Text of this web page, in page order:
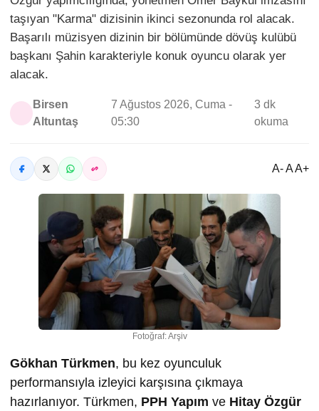
taşıyan "Karma" dizisinin ikinci sezonunda rol alacak.
Başarılı müzisyen dizinin bir bölümünde dövüş kulübü
başkanı Şahin karakteriyle konuk oyuncu olarak yer
alacak.
Birsen
Altuntaş
7 Ağustos 2026, Cuma -
05:30
3 dk
okuma
A- A A+
Fotoğraf: Arşiv
Gökhan Türkmen, bu kez oyunculuk
performansıyla izleyici karşısına çıkmaya
hazırlanıyor. Türkmen, PPH Yapım ve Hitay Özgür